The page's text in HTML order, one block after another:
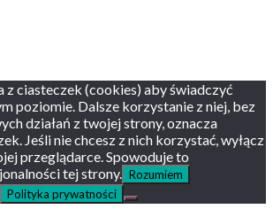
z ciasteczek (cookies) aby świadczyć
poziomie. Dalsze korzystanie z niej, bez
działań z twojej strony, oznacza
Jeśli nie chcesz z nich korzystać, wyłącz
przeglądarce. Spowoduje to
tej strony. Rozumiem
Polityka prywatności